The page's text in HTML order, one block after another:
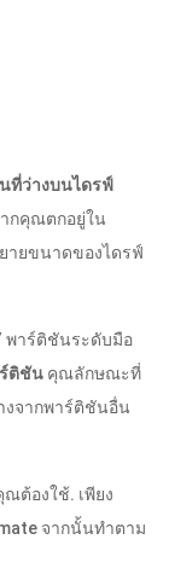
ที่ว่างบนไดรฟ์
กคุณตกอยู่ใน
ายขนาดของไดรฟ์
พาร์ติชันระดับมือ
ติชัน คุณลักษณะที่
งจากพาร์ติชันอื่น
ต้องใช้. เพียง
จากนั้นทำตาม